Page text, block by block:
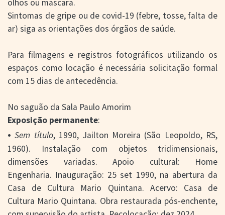
olhos ou máscara.
Sintomas de gripe ou de covid-19 (febre, tosse, falta de
ar) siga as orientações dos órgãos de saúde.
Para filmagens e registros fotográficos utilizando os
espaços como locação é necessária solicitação formal
com 15 dias de antecedência.
No saguão da Sala Paulo Amorim
Exposição permanente:
• Sem título, 1990, Jailton Moreira (São Leopoldo, RS,
1960). Instalação com objetos tridimensionais,
dimensões variadas. Apoio cultural: Home
Engenharia. Inauguração: 25 set 1990, na abertura da
Casa de Cultura Mario Quintana. Acervo: Casa de
Cultura Mario Quintana. Obra restaurada pós-enchente,